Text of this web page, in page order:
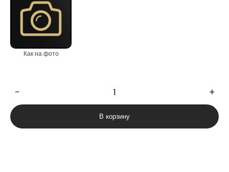
Как на фото
товара
Maya
− +
В корзину